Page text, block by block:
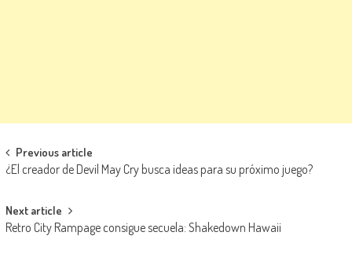
Navegación de entradas
Previous article
¿El creador de Devil May Cry busca ideas para su próximo juego?
Next article
Retro City Rampage consigue secuela: Shakedown Hawaii